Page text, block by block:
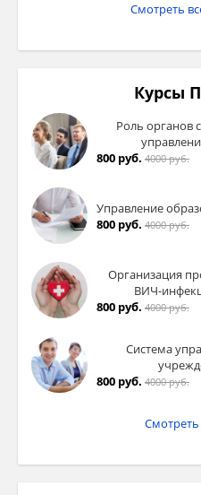
Смотреть
Курсы
Роль органов
800 руб. 4000 руб.
Управление
800 руб. 4000 руб.
Организация
ВИЧ-
800 руб. 4000 руб.
Система
800 руб. 4000 руб.
Смотреть